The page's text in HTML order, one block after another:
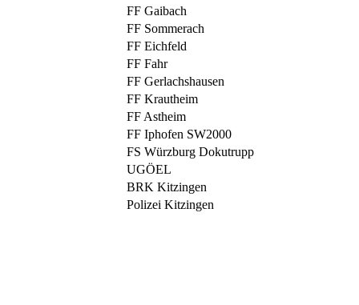
FF Gaibach
FF Sommerach
FF Eichfeld
FF Fahr
FF Gerlachshausen
FF Krautheim
FF Astheim
FF Iphofen SW2000
FS Würzburg Dokutrupp
UGÖEL
BRK Kitzingen
Polizei Kitzingen